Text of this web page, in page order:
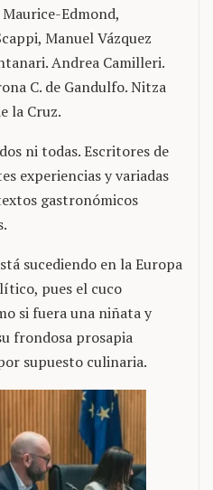
Edmond,
Manuel Vázquez
Andrea Camilleri.
C. de Gandulfo. Nitza
la Cruz.
ni todas. Escritores de
experiencias y variadas
gastronómicos
sucediendo en la Europa
pues el cuco
si fuera una niñata y
frondosa prosapia
supuesto culinaria.